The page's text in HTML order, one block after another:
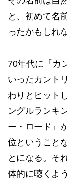
と、初めて名
ったかもしれ
70年代に「カ
いったカント
わりとヒット
ングルランキ
ー・ロード」
位ということ
とになる。そ
体的に聴くよ